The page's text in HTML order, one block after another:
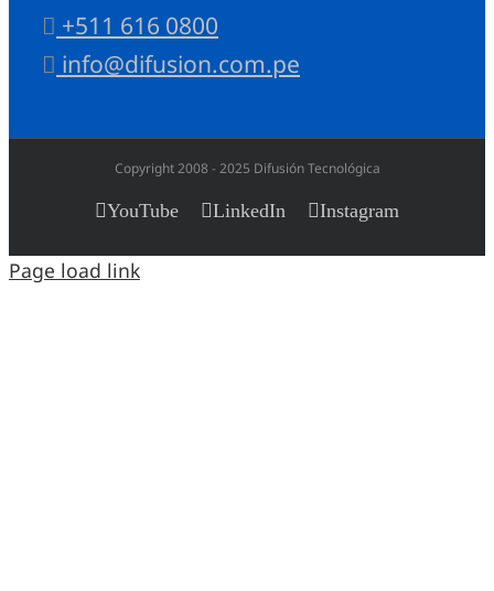
+511 616 0800
info@difusion.com.pe
Copyright 2008 - 2025 Difusión Tecnológica
YouTube LinkedIn Instagram
Page load link